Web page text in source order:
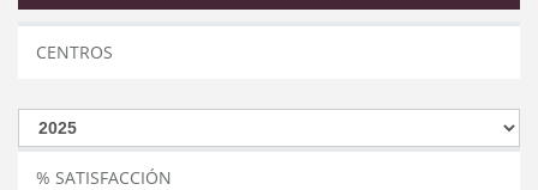
CENTROS
% SATISFACCIÓN